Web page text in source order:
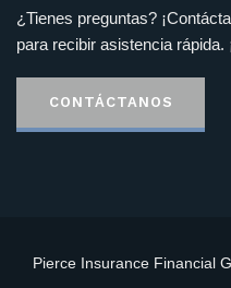
¿Tienes preguntas?
para recibir asistencia
CONTÁCTANOS
Pierce Insurance Financial